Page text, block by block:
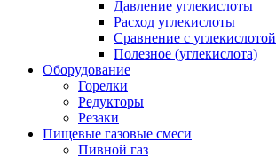
Давление углекислоты
Расход углекислоты
Сравнение c углекислотой
Полезное (углекислота)
Оборудование
Горелки
Редукторы
Резаки
Пищевые газовые смеси
Пивной газ